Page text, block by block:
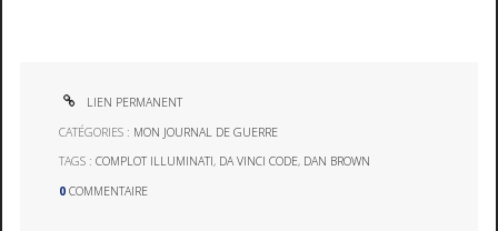
LIEN PERMANENT
CATÉGORIES : MON JOURNAL DE GUERRE
TAGS :COMPLOT ILLUMINATI, DA VINCI CODE, DAN BROWN
0 COMMENTAIRE